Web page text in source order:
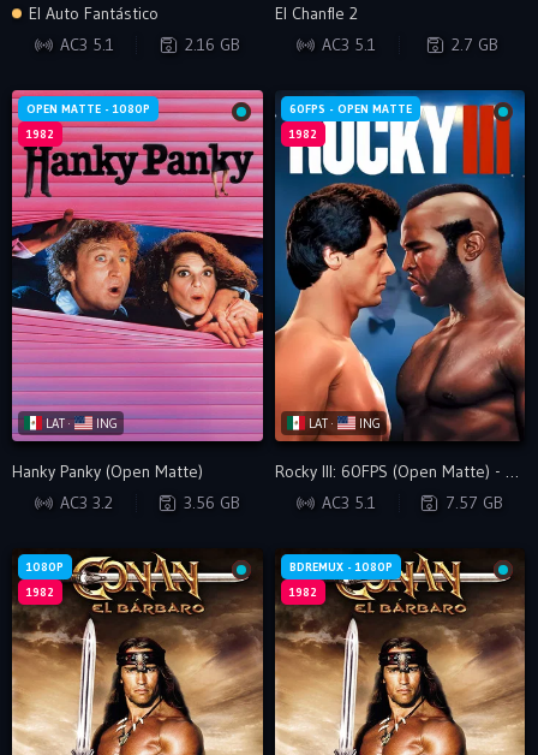
BRRIP
El Auto Fantástico
AC3 5.1
2.16 GB WEB-DL
El Chanfle 2
AC3 5.1
2.7 GB
OPEN MATTE - 1080P
1982
LAT · ING
WEB-DL
Hanky Panky (Open Matte)
AC3 3.2
3.56 GB
60FPS - OPEN MATTE
1982
LAT · ING
BDRIP
Rocky III: 60FPS (Open Matte) - VIP
AC3 5.1
7.57 GB
1080P
1982
BDREMUX - 1080P
1982